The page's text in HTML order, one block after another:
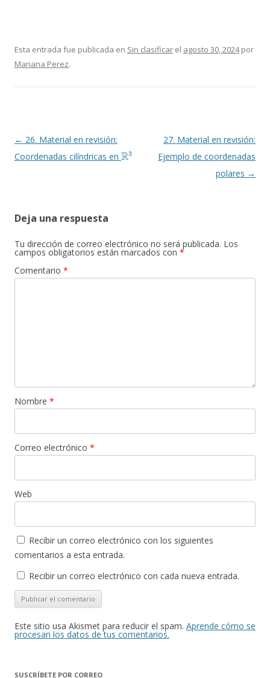
Esta entrada fue publicada en Sin clasificar el agosto 30, 2024por
Mariana Perez.
Navegación
de
← 26. Material en revisión:
Coordenadas cilíndricas en
R3
27. Material en revisión:
Ejemplo de coordenadas
polares →
Deja una respuesta
Tu dirección de correo electrónico no será publicada. Los
campos obligatorios están marcados con *
Comentario *
Nombre *
Correo electrónico *
Web
Recibir un correo electrónico con los siguientes
comentarios a esta entrada.
Recibir un correo electrónico con cada nueva entrada.
Este sitio usa Akismet para reducir el spam. Aprende cómo se
procesan los datos de tus comentarios.
SUSCRÍBETE POR CORREO